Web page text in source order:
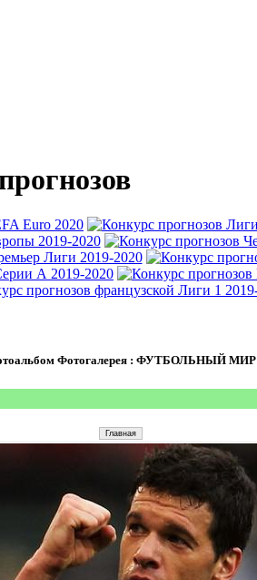
Фотогалерея : ФУТБОЛЬНЫЙ МИР